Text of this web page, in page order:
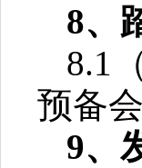
8、
8.1 （
预备会
9、